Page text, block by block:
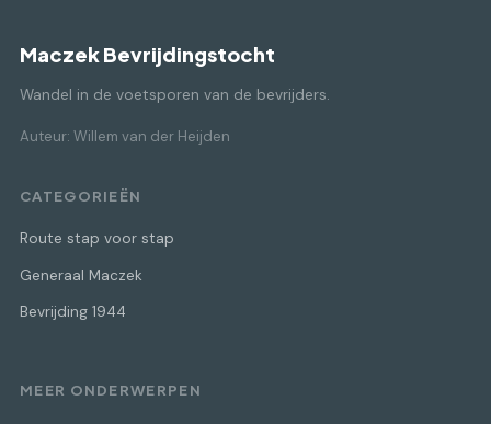
Maczek Bevrijdingstocht
Wandel in de voetsporen van de bevrijders.
Auteur: Willem van der Heijden
CATEGORIEËN
Route stap voor stap
Generaal Maczek
Bevrijding 1944
MEER ONDERWERPEN